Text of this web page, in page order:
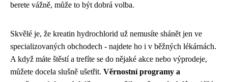
berete vážně, může to být dobrá volba.
Skvělé je, že kreatin hydrochlorid už nemusíte shánět jen ve
specializovaných obchodech - najdete ho i v běžných lékárnách.
A když máte štěstí a trefíte se do nějaké akce nebo výprodeje,
můžete docela slušně ušetřit. Věrnostní programy a